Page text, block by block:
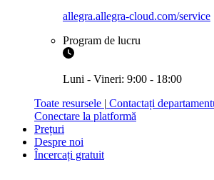
allegra.allegra-cloud.com/service
Program de lucru
Luni - Vineri: 9:00 - 18:00
Toate resursele | Contactați
Conectare la platformă
Prețuri
Despre noi
Încercați gratuit